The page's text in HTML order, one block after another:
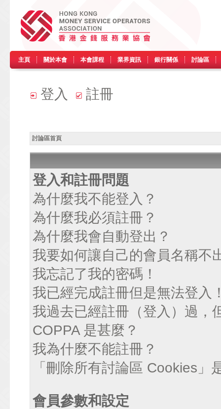
主頁 關於本會 本會課程 業界資訊 銀行關係 討論區
登入 註冊
討論區首頁
登入和註冊問題
為什麼我不能登入？
為什麼我必須註冊？
為什麼我會自動登出？
我要如何讓自己的會員名稱不
我忘記了我的密碼！
我已經完成註冊但是無法登入
我過去已經註冊（登入）過，
COPPA 是甚麼？
我為什麼不能註冊？
「刪除所有討論區 Cookies」
會員參數和設定